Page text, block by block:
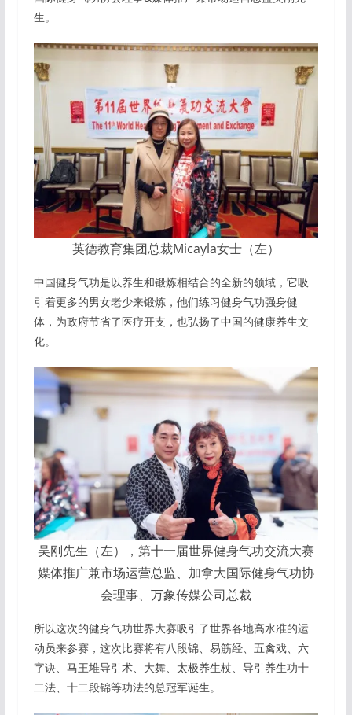
生。
英德教育集团总裁Micayla女士（左）
中国健身气功是以养生和锻炼相结合的全新的领域，它吸
引着更多的男女老少来锻炼，他们练习健身气功强身健
体，为政府节省了医疗开支，也弘扬了中国的健康养生文
化。
吴刚先生（左），第十一届世界健身气功交流大赛
媒体推广兼市场运营总监、加拿大国际健身气功协
会理事、万象传媒公司总裁
所以这次的健身气功世界大赛吸引了世界各地高水准的运
动员来参赛，这次比赛将有八段锦、易筋经、五禽戏、六
字诀、马王堆导引术、大舞、太极养生杖、导引养生功十
二法、十二段锦等功法的总冠军诞生。